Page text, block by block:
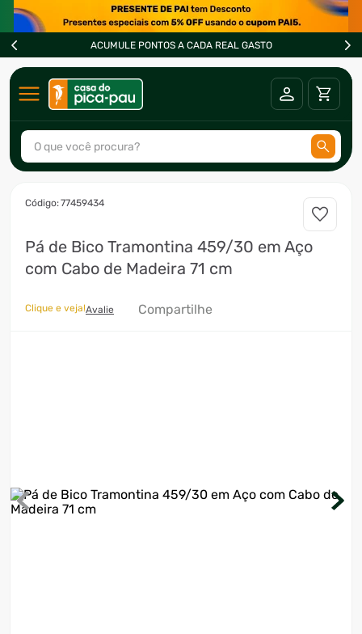
ACUMULE PONTOS A CADA REAL GASTO
O que você procura?
:77459434
Pá de Bico Tramontina 459/30 em Aço
com Cabo de Madeira 71 cm
Clique e veja!Avalie Compartilhe
2º
freezer
3º
forno
4º
fogão